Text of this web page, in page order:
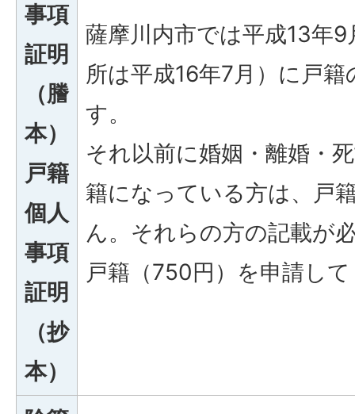
事項
証明
（謄
本）
戸籍
個人
事項
証明
（抄
本）
薩摩川内市では平成13年
所は平成16年7月）に戸
す。
それ以前に婚姻・離婚・
籍になっている方は、戸
ん。それらの方の記載が
戸籍（750円）を申請し